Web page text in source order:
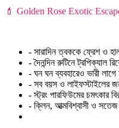
💄 Golden Rose Exotic
- সারাদিন ত্বককে ফ্রেশ ও
- দৈনন্দিন রুটিনে ট্রপিক্যাল
- ঘন ঘন ব্যবহারেও ভারী লাগে
- সব বয়স ও লাইফস্টাইলের
- স্ট্রং পারফিউমের চমৎকার
- ক্লিন, আত্মবিশ্বাসী ও